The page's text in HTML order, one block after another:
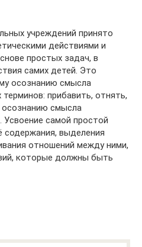
учреждений принято
действиями и
простых задач, в
самих детей. Это
осознанию смысла
прибавить, отнять,
осознанию смысла
Усвоение самой простой
содержания, выделения
отношений между ними,
которые должны быть